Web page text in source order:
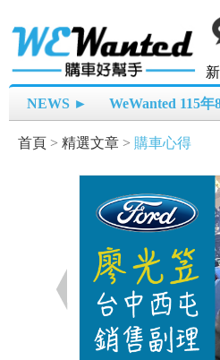
NEWS ► WeWanted 115
首頁 > 精選文章 > 購車心得